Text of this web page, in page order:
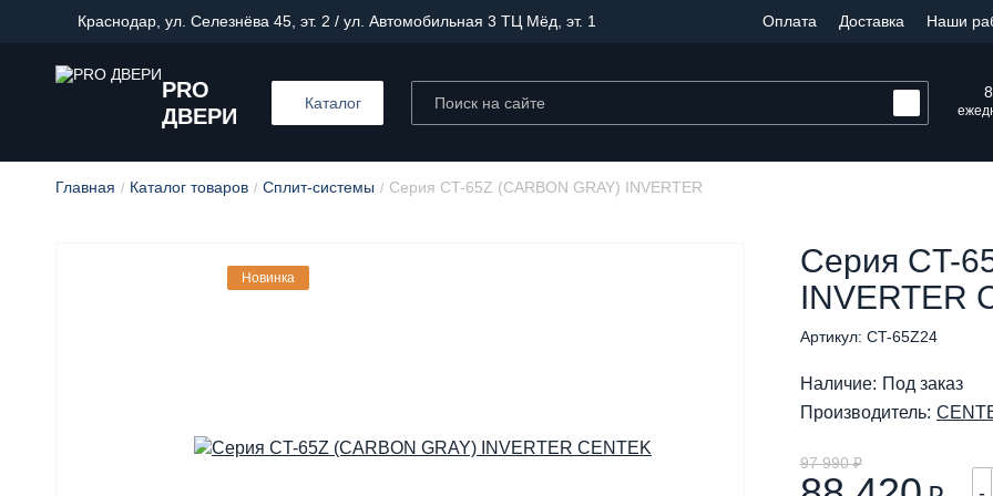
Краснодар, ул. Селезнёва 45, эт. 2 / ул. Автомобильная 3 ТЦ Мёд, эт. 1 Оплата Доставка Наши
PRO
ДВЕРИ
Каталог
Главная Каталог товаров Сплит-системы Серия CT-65Z (CARBON GRAY) INVERTER
Новинка
Серия CT-
INVERTER
Артикул: CT-65Z24
Наличие: Под заказ
Производитель:
97 990 ₽